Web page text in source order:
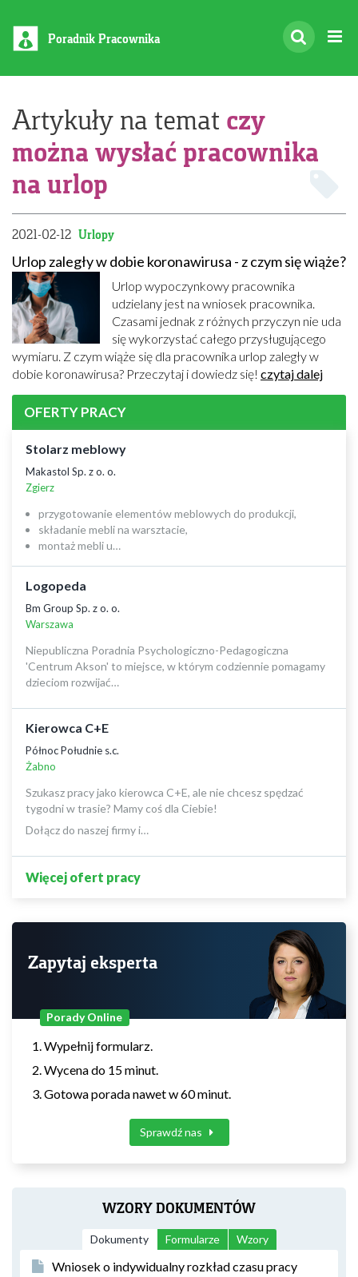
Poradnik Pracownika
Artykuły na temat czy
można wysłać pracownika
na urlop
2021-02-12 Urlopy
Urlop zaległy w dobie koronawirusa - z czym się wiąże?
Urlop wypoczynkowy pracownika
udzielany jest na wniosek pracownika.
Czasami jednak z różnych przyczyn nie uda
się wykorzystać całego przysługującego
wymiaru. Z czym wiąże się dla pracownika urlop zaległy w
dobie koronawirusa? Przeczytaj i dowiedz się! czytaj dalej
OFERTY PRACY
Stolarz meblowy
Makastol Sp. z o. o.
Zgierz
przygotowanie elementów meblowych do produkcji,
składanie mebli na warsztacie,
montaż mebli u…
Logopeda
Bm Group Sp. z o. o.
Warszawa
Niepubliczna Poradnia Psychologiczno-Pedagogiczna
'Centrum Akson' to miejsce, w którym codziennie pomagamy
dzieciom rozwijać…
Kierowca C+E
Północ Południe s.c.
Żabno
Szukasz pracy jako kierowca C+E, ale nie chcesz spędzać
tygodni w trasie? Mamy coś dla Ciebie!
Dołącz do naszej firmy i…
Więcej ofert pracy
Zapytaj eksperta
Porady Online
Wypełnij formularz.
Wycena do 15 minut.
Gotowa porada nawet w 60 minut.
Sprawdź nas
WZORY DOKUMENTÓW
Dokumenty Formularze Wzory
Wniosek o indywidualny rozkład czasu pracy